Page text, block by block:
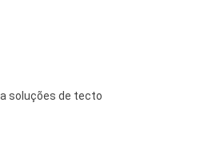
soluções de tecto